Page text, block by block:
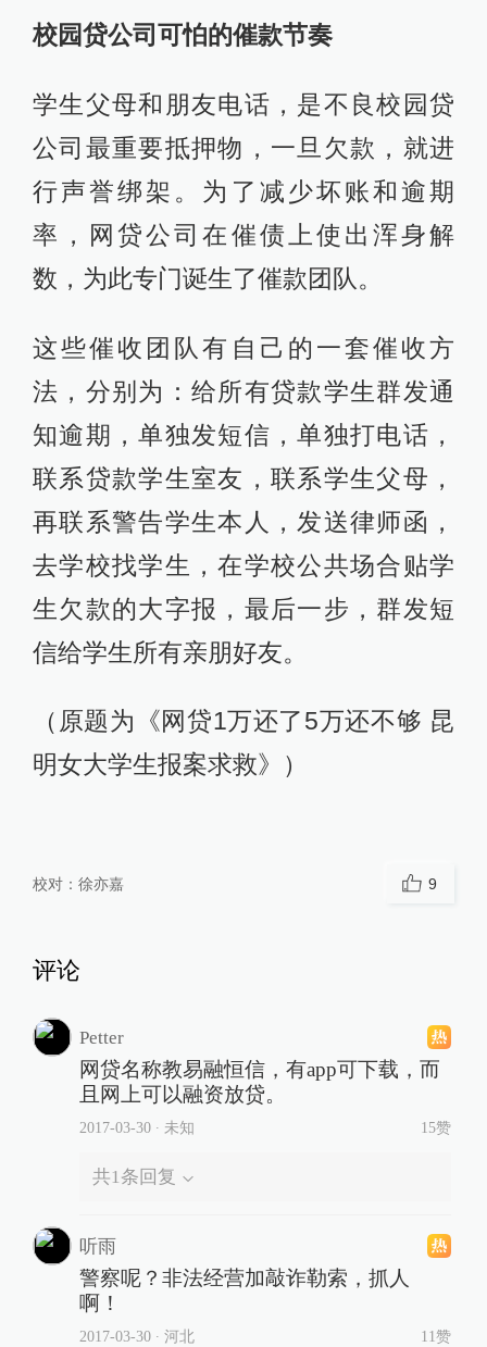
校园贷公司可怕的催款节奏
学生父母和朋友电话，是不良校园贷
公司最重要抵押物，一旦欠款，就进
行声誉绑架。为了减少坏账和逾期
率，网贷公司在催债上使出浑身解
数，为此专门诞生了催款团队。
这些催收团队有自己的一套催收方
法，分别为：给所有贷款学生群发通
知逾期，单独发短信，单独打电话，
联系贷款学生室友，联系学生父母，
再联系警告学生本人，发送律师函，
去学校找学生，在学校公共场合贴学
生欠款的大字报，最后一步，群发短
信给学生所有亲朋好友。
（原题为《网贷1万还了5万还不够 昆
明女大学生报案求救》）
校对： 徐亦嘉 9
评论
Petter
网贷名称教易融恒信，有app可下载，而
且网上可以融资放贷。
2017-03-30∙ 未知 15赞
共1条回复
听雨
警察呢？非法经营加敲诈勒索，抓人
啊！
2017-03-30∙ 河北 11赞